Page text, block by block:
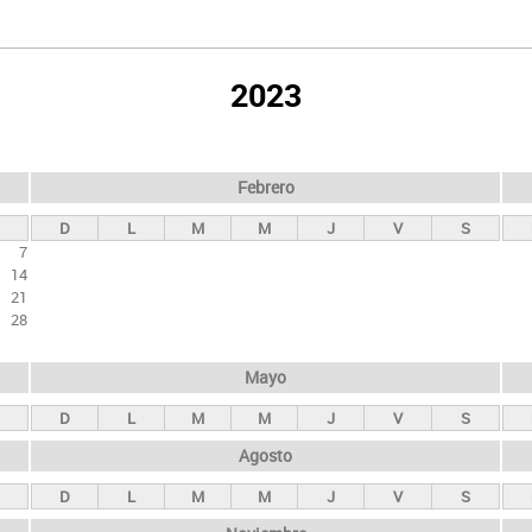
2023
7
14
21
28
Febrero
D L M M J V S
Mayo
D L M M J V S
Agosto
D L M M J V S